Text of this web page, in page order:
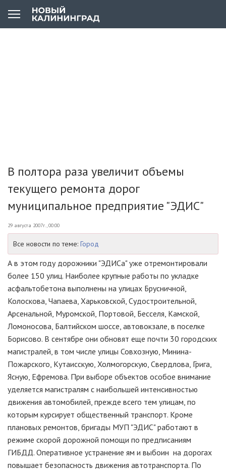
В полтора раза увеличит объемы
текущего ремонта дорог
муниципальное предприятие "ЭДИС"
29 августа 2007г., 00:00
Все новости по теме: Город
А в этом году дорожники "ЭДИСа" уже отремонтировали
более 150 улиц. Наиболее крупные работы по укладке
асфальтобетона выполнены на улицах Брусничной,
Колоскова, Чапаева, Харьковской, Судостроительной,
Арсенальной, Муромской, Портовой, Бесселя, Камской,
Ломоносова, Балтийском шоссе, автовокзале, в поселке
Борисово. В сентябре они обновят еще почти 30 городских
магистралей, в том числе улицы Совхозную, Минина-
Пожарского, Кутаисскую, Холмогорскую, Свердлова, Грига,
Ясную, Ефремова. При выборе объектов особое внимание
уделяется магистралям с наибольшей интенсивностью
движения автомобилей, прежде всего тем улицам, по
которым курсирует общественный транспорт. Кроме
плановых ремонтов, бригады МУП "ЭДИС" работают в
режиме скорой дорожной помощи по предписаниям
ГИБДД. Оперативное устранение ям и выбоин на дорогах
повышает безопасность движения автотранспорта. По